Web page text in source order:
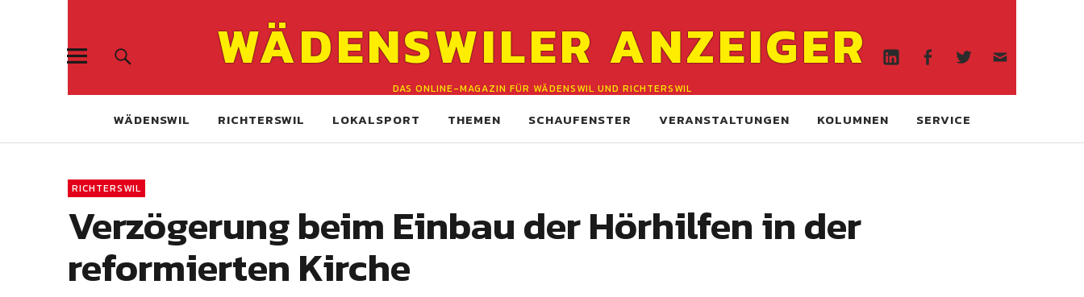
WÄDENSWILER ANZEIGER
DAS ONLINE-MAGAZIN FÜR WÄDENSWIL UND RICHTERSWIL
WÄDENSWIL RICHTERSWIL LOKALSPORT THEMEN SCHAUFENSTER VERANSTALTUNGEN KOLUMNEN SERVICE
RICHTERSWIL
Verzögerung beim Einbau der Hörhilfen in der
reformierten Kirche